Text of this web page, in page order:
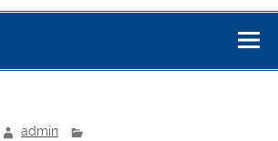
admin